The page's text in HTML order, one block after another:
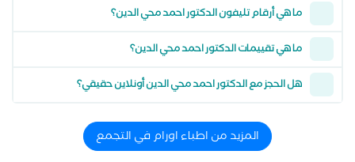
ما هي أرقام تليفون الدكتور احمد محي الدين؟
ما هي تقييمات الدكتور احمد محي الدين؟
هل الحجز مع الدكتور احمد محي الدين أونلاين حقيقي؟
المزيد من اطباء اورام في التجمع